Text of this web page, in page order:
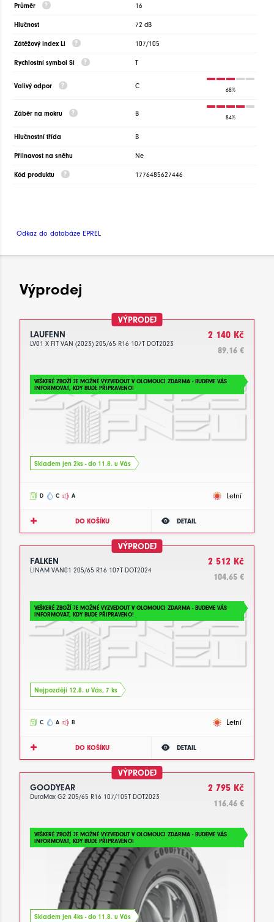
Průměr 16
Hlučnost 72 dB
Zátěžový index Li 107/105
Rychlostní symbol Si T
Valivý odpor C
68%
Záběr na mokru B
84%
Hlučnostní třída B
Přilnavost na sněhu Ne
Kód produktu 1776485627446
Odkaz do databáze EPREL
Výprodej
VÝPRODEJ
LAUFENN
LV01 X FIT VAN (2023) 205/65 R16 107T DOT2023
2 140 Kč
89.16 €
VEŠKERÉ ZBOŽÍ JE MOŽNÉ VYZVEDOUT V OLOMOUCI ZDARMA - BUDEME VÁS
INFORMOVAT, KDY BUDE PŘIPRAVENO!
Skladem jen 2ks - do 11.8. u Vás
D C A Letní
DO KOŠÍKU DETAIL
VÝPRODEJ
FALKEN
LINAM VAN01 205/65 R16 107T DOT2024
2 512 Kč
104.65 €
VEŠKERÉ ZBOŽÍ JE MOŽNÉ VYZVEDOUT V OLOMOUCI ZDARMA - BUDEME VÁS
INFORMOVAT, KDY BUDE PŘIPRAVENO!
Nejpozději 12.8. u Vás, 7 ks
C A B Letní
DO KOŠÍKU DETAIL
VÝPRODEJ
GOODYEAR
DuraMax G2 205/65 R16 107/105T DOT2023
2 795 Kč
116.46 €
VEŠKERÉ ZBOŽÍ JE MOŽNÉ VYZVEDOUT V OLOMOUCI ZDARMA - BUDEME VÁS
INFORMOVAT, KDY BUDE PŘIPRAVENO!
Skladem jen 4ks - do 11.8. u Vás